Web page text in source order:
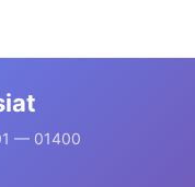
— 01400